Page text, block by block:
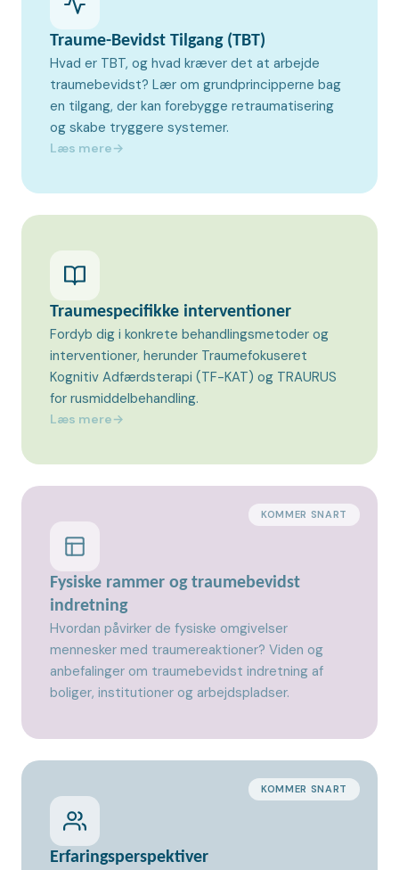
Traume-Bevidst Tilgang (TBT)
Hvad er TBT, og hvad kræver det at arbejde
traumebevidst? Lær om grundprincipperne bag
en tilgang, der kan forebygge retraumatisering
og skabe tryggere systemer.
Læs mere→
Traumespecifikke interventioner
Fordyb dig i konkrete behandlingsmetoder og
interventioner, herunder Traumefokuseret
Kognitiv Adfærdsterapi (TF-KAT) og TRAURUS
for rusmiddelbehandling.
Læs mere→
KOMMER SNART
Fysiske rammer og traumebevidst
indretning
Hvordan påvirker de fysiske omgivelser
mennesker med traumereaktioner? Viden og
anbefalinger om traumebevidst indretning af
boliger, institutioner og arbejdspladser.
KOMMER SNART
Erfaringsperspektiver